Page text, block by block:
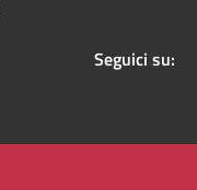
seguici su: